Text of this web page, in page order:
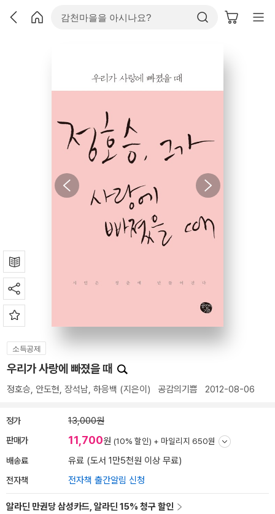
소득공제
우리가 사랑에 빠졌을 때
정호승, 안도현, 장석남, 하응백 (지은이) 공감의기쁨 2012-08-06
정가 13,000원
판매가 11,700원 (10% 할인) + 마일리지 650원
배송료 유료 (도서 1만5천원 이상 무료)
전자책 전자책 출간알림 신청
알라딘 만권당 삼성카드, 알라딘 15% 청구 할인